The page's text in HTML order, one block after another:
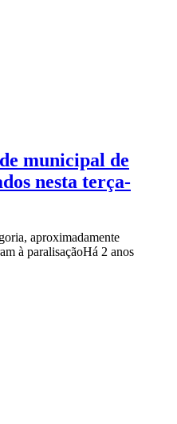
municipal de
nesta terça-
aproximadamente
à paralisaçãoHá 2 anos